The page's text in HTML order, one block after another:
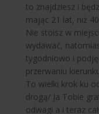
to znajdziesz i
mając 21 lat, niż
Nie stoisz w
wydawać,
tygodniowo i
przerwaniu
To wielki krok ku
drogą/ Ja Tobie
odwagi a i teraz